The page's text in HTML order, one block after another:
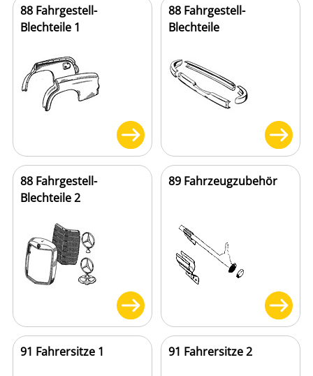
88 Fahrgestell-
Blechteile 1
88 Fahrgestell-
Blechteile
88 Fahrgestell-
Blechteile 2
89 Fahrzeugzubehör
91 Fahrersitze 1 91 Fahrersitze 2